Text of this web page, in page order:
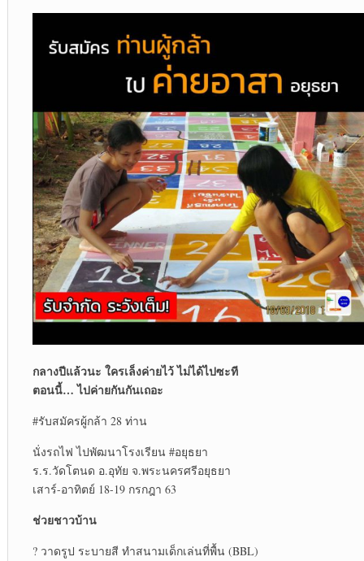
กลางปีแล้วนะ ใครเล็งค่ายไว้ ไม่ได้ไปซะที
ตอนนี้… ไปค่ายกันกันเถอะ
#รับสมัครผู้กล้า 28 ท่าน
นั่งรถไฟ ไปพัฒนาโรงเรียน #อยุธยา
ร.ร.วัดโตนด อ.อุทัย จ.พระนครศรีอยุธยา
เสาร์-อาทิตย์ 18-19 กรกฎา 63
ช่วยชาวบ้าน
? วาดรูป ระบายสี ทำสนามเด็กเล่นที่พื้น (BBL)